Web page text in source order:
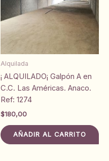
Alquilada
¡ ALQUILADO¡ Galpón A en
C.C. Las Américas. Anaco.
Ref: 1274
$180,00
AÑADIR AL CARRITO